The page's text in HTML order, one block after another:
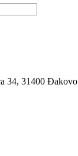
34, 31400 Đakovo